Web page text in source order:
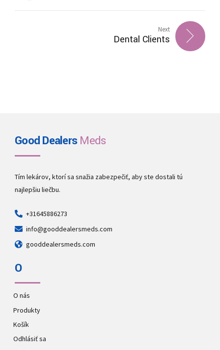
Next
Dental Clients
Good DealersMeds
Tím lekárov, ktorí sa snažia zabezpečiť, aby ste dostali tú
najlepšiu liečbu.
+31645886273
info@gooddealersmeds.com
gooddealersmeds.com
O
O nás
Produkty
Košík
Odhlásiť sa